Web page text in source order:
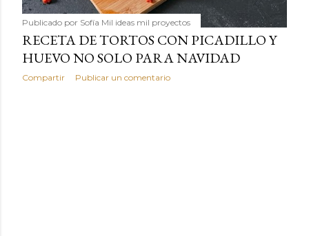
Publicado por Sofía Mil ideas mil proyectos
RECETA DE TORTOS CON PICADILLO Y
HUEVO NO SOLO PARA NAVIDAD
Compartir Publicar un comentario